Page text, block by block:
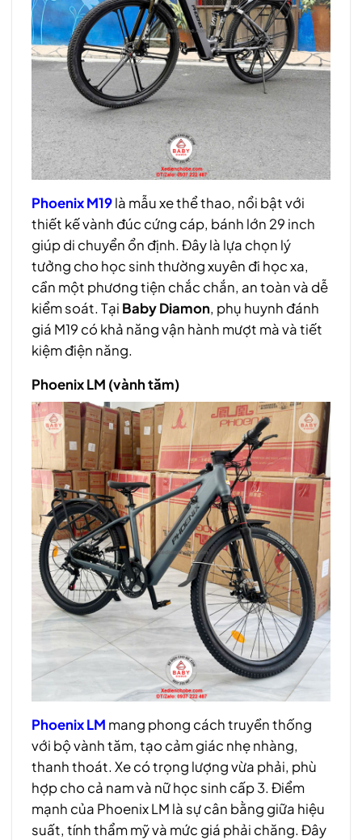
Phoenix M19là mẫu xe thể thao, nổi bật với
thiết kế vành đúc cứng cáp, bánh lớn 29 inch
giúp di chuyển ổn định. Đây là lựa chọn lý
tưởng cho học sinh thường xuyên đi học xa,
cần một phương tiện chắc chắn, an toàn và dễ
kiểm soát. Tại Baby Diamon, phụ huynh đánh
giá M19 có khả năng vận hành mượt mà và tiết
kiệm điện năng.
Phoenix LM (vành tăm)
Phoenix LM mang phong cách truyền thống
với bộ vành tăm, tạo cảm giác nhẹ nhàng,
thanh thoát. Xe có trọng lượng vừa phải, phù
hợp cho cả nam và nữ học sinh cấp 3. Điểm
mạnh của Phoenix LM là sự cân bằng giữa hiệu
suất, tính thẩm mỹ và mức giá phải chăng. Đây